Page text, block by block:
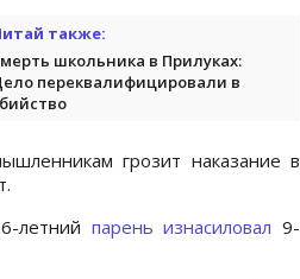
также:
школьника в Прилуках:
переквалифицировали в
грозит наказание в
летний парень изнасиловал 9-